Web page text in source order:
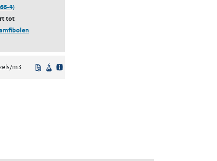
4)
tot
bron
m3 Uit regelgeving
Wetenschappelijke bron